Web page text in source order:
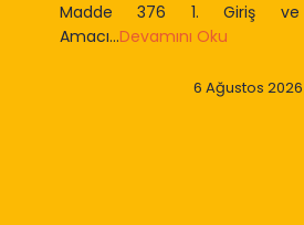
Madde 376 1. Giriş ve
Amacı...Devamını Oku
6 Ağustos 2026